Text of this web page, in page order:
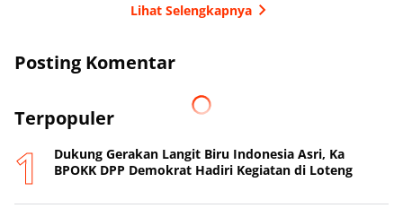
Lihat Selengkapnya
Posting Komentar
Terpopuler
Dukung Gerakan Langit Biru Indonesia Asri, Ka
BPOKK DPP Demokrat Hadiri Kegiatan di Loteng